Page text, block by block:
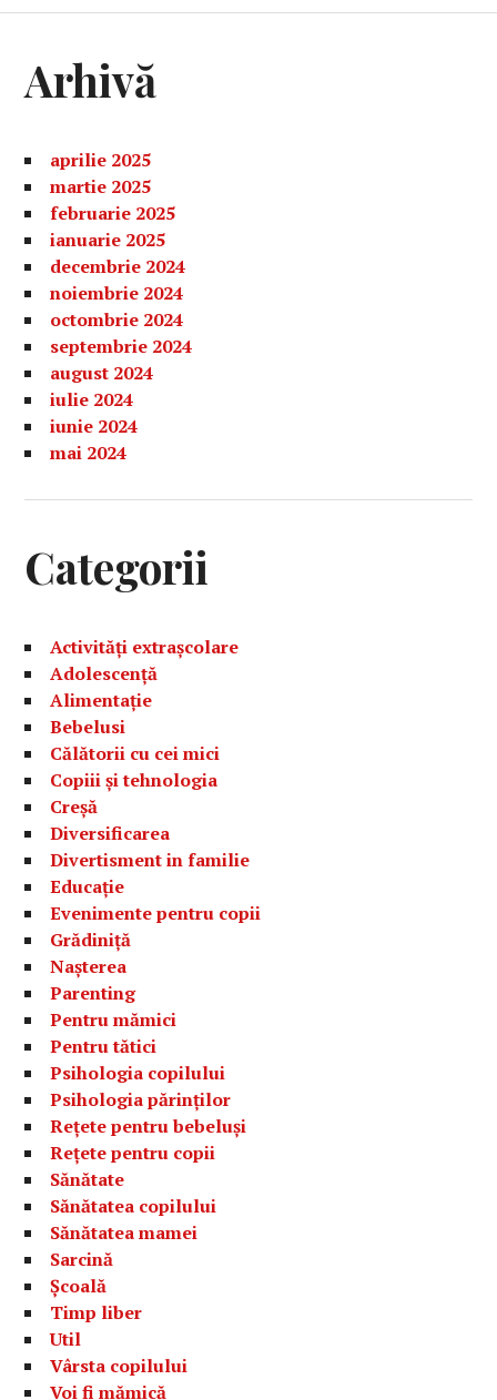
Arhivă
aprilie 2025
martie 2025
februarie 2025
ianuarie 2025
decembrie 2024
noiembrie 2024
octombrie 2024
septembrie 2024
august 2024
iulie 2024
iunie 2024
mai 2024
Categorii
Activități extrașcolare
Adolescență
Alimentație
Bebelusi
Călătorii cu cei mici
Copiii și tehnologia
Creșă
Diversificarea
Divertisment in familie
Educație
Evenimente pentru copii
Grădiniță
Nașterea
Parenting
Pentru mămici
Pentru tătici
Psihologia copilului
Psihologia părinților
Rețete pentru bebeluși
Rețete pentru copii
Sănătate
Sănătatea copilului
Sănătatea mamei
Sarcină
Școală
Timp liber
Util
Vârsta copilului
Voi fi mămică